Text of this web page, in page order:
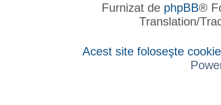
Furnizat de phpBB®
Translation/
Acest site foloseşte